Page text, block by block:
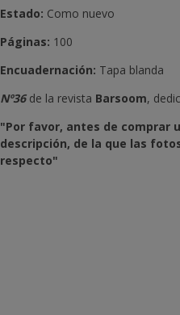
Estado: Como nuevo
Páginas: 100
Encuadernación: Tapa blanda
Nº36de la revista Barsoom,
"Por favor, antes de comprar
descripción, de la que las
respecto"